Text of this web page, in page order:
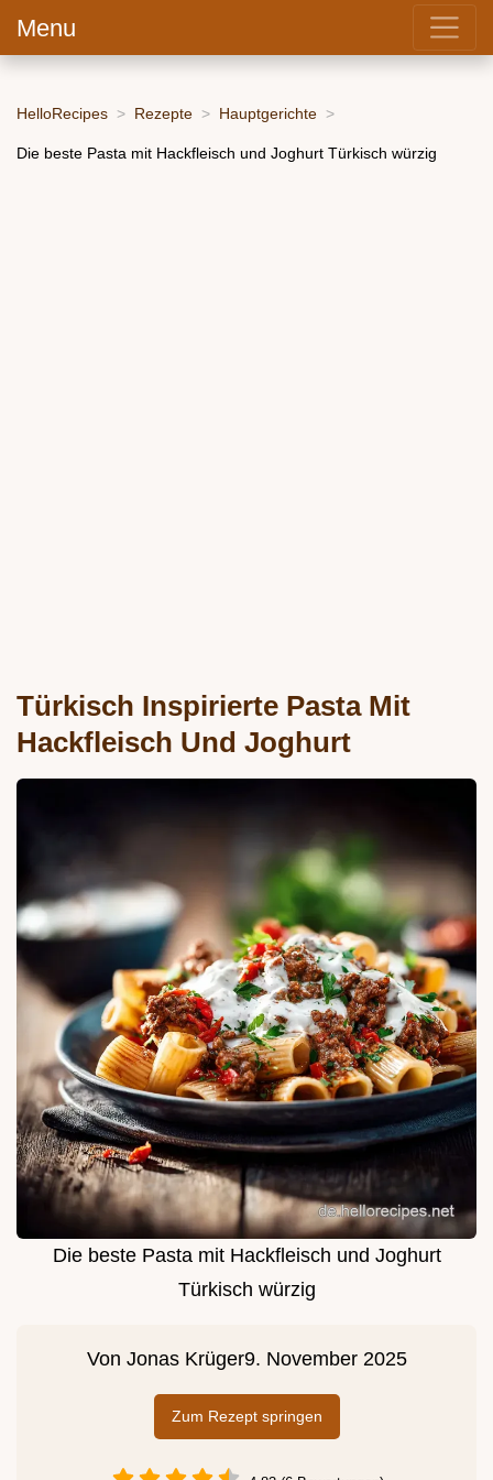
Menu
HelloRecipes Rezepte Hauptgerichte
Die beste Pasta mit Hackfleisch und Joghurt Türkisch würzig
Türkisch Inspirierte Pasta Mit
Hackfleisch Und Joghurt
Die beste Pasta mit Hackfleisch und Joghurt
Türkisch würzig
Von Jonas Krüger9. November 2025
Zum Rezept springen